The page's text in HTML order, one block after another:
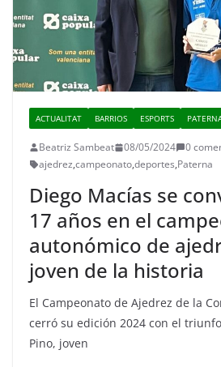
ACTUALITAT BARRIOS ESPORTS
Beatriz Sambeat 08/05/2024
0
ajedrez,campeonato,deportes,Paterna
Diego Macías se
17 años en el
autonómico de
joven de la historia
El Campeonato de Ajedrez de la
cerró su edición 2024 con el
Pino, joven